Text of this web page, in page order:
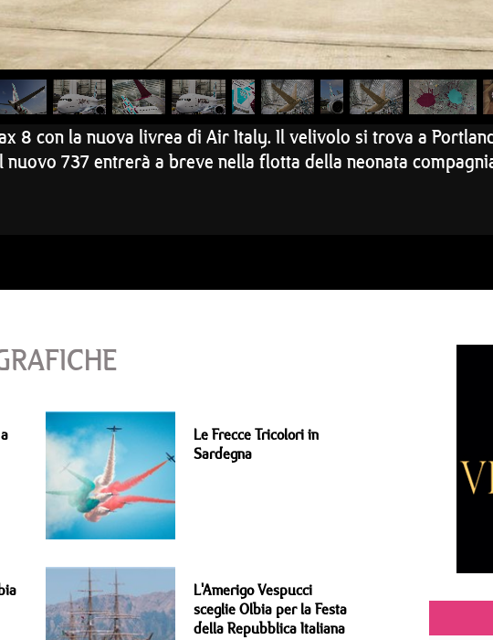
8 con la nuova livrea di Air Italy. Il velivolo si trova a
737 entrerà a breve nella flotta della neonata
Le Frecce Tricolori in
Sardegna
L'Amerigo Vespucci
sceglie Olbia per la Festa
della Repubblica Italiana